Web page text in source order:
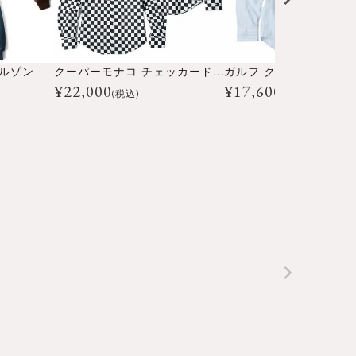
ゾン クーパーモナコ チェッカード シャツ
¥22,000(税込) ¥17,600